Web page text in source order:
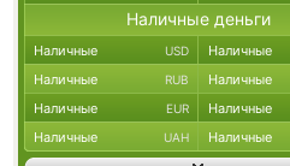
Наличные деньги
Наличные USD Наличные
Наличные RUB Наличные
Наличные EUR Наличные
Наличные UAH Наличные